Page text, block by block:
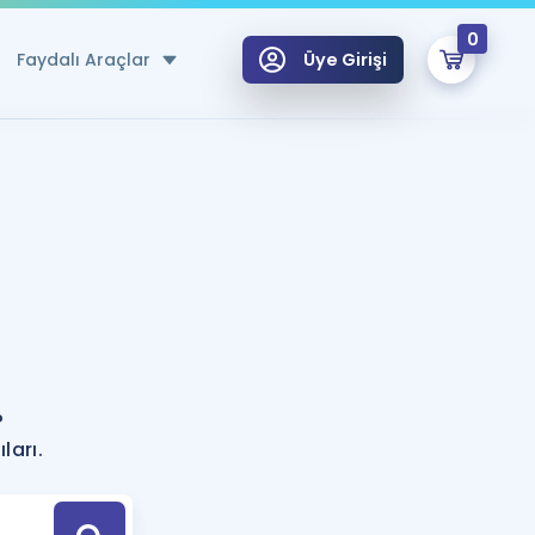
Faydalı Araçlar
Hesaplama Aracı
için Öneriler
Tek Takvimde
Üye Girişi
0
Hoca ile seni sınava hazırlayacak onlarca eğitim seni bekliyor!